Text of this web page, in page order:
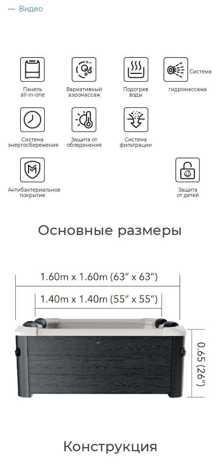
Видео
Панель
all-in-one
Вариативный
аэромассаж
Подогрев
воды
Система
гидромассажа
Система
энергосбережения
Защита от
обледенения
Система
фильтрации
Антибактериальное
покрытие
Защита
от детей
Основные размеры
Конструкция